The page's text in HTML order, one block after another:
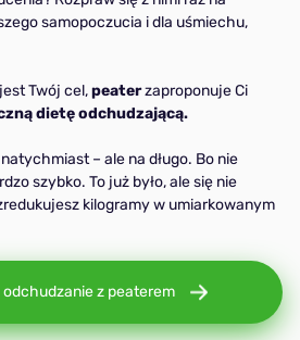
samopoczucia i dla uśmiechu,
Twój cel,peaterzaproponuje Ci
dietę odchudzającą.
– ale na długo. Bo nie
szybko. To już było, ale się nie
kilogramy w umiarkowanym
z peaterem